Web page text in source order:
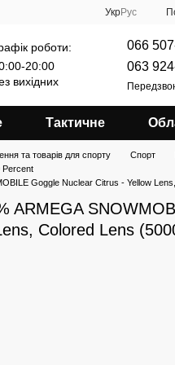
УкрРус
роботи:
20:00
вихідних
066
063
Тактичне
та товарів для спорту Спорт
Percent
Goggle Nuclear Citrus - Yellow
ARMEGA
Colored Lens